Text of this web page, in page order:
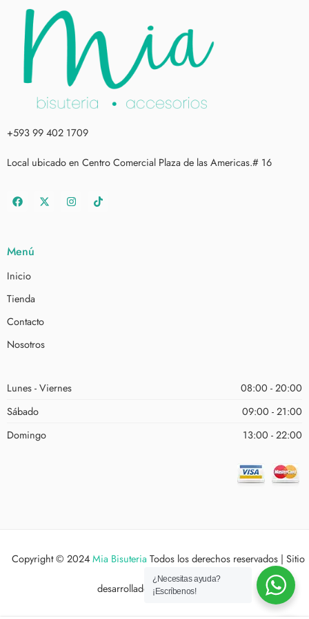
+593 99 402 1709
Local ubicado en Centro Comercial Plaza de las Americas.# 16
Menú
Inicio
Tienda
Contacto
Nosotros
Lunes - Viernes
08:00 - 20:00
Sábado
09:00 - 21:00
Domingo
13:00 - 22:00
Copyright © 2024Mia BisuteriaTodos los derechos reservados | Sitio
desarrollado porEstudio XYX
¿Necesitas ayuda?
¡Escríbenos!